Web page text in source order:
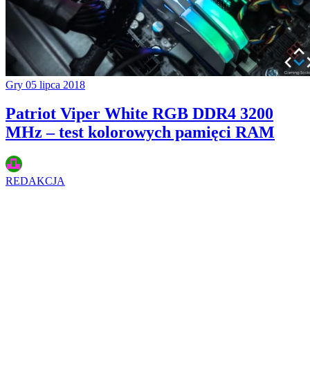
Gry 05 lipca 2018
Patriot Viper White RGB DDR4 3200
MHz – test kolorowych pamięci RAM
REDAKCJA